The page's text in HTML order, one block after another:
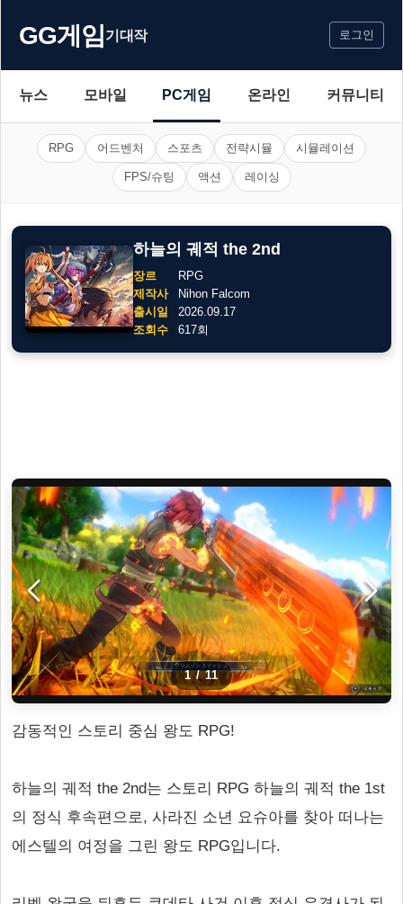
GG게임기대작 로그인
뉴스 모바일 PC게임 온라인 커뮤니티
RPG 어드벤처 스포츠 전략시뮬 시뮬레이션
FPS/슈팅 액션 레이싱
하늘의 궤적 the 2nd
장르
RPG
제작사
Nihon Falcom
출시일
2026.09.17
조회수
617회
1/11
감동적인 스토리 중심 왕도 RPG!
하늘의 궤적 the 2nd는 스토리 RPG 하늘의 궤적 the 1st
의 정식 후속편으로, 사라진 소년 요슈아를 찾아 떠나는
에스텔의 여정을 그린 왕도 RPG입니다.